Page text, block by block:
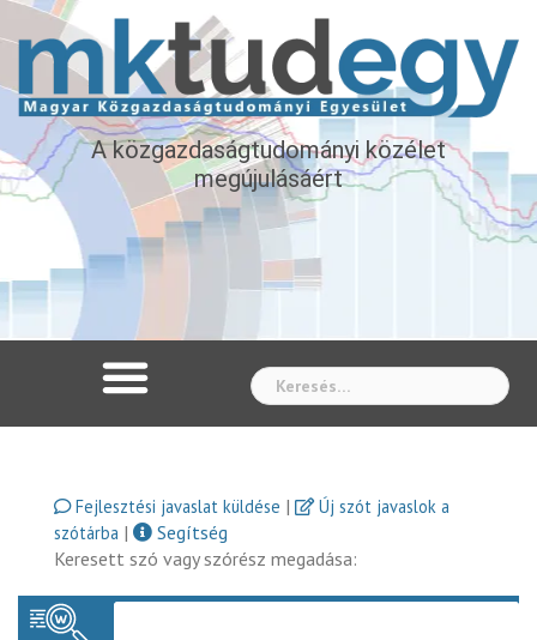
A közgazdaságtudományi közélet
megújulásáért
Fejlesztési javaslat küldése |
Új szót javaslok a
szótárba |
Segítség
Keresett szó vagy szórész megadása: